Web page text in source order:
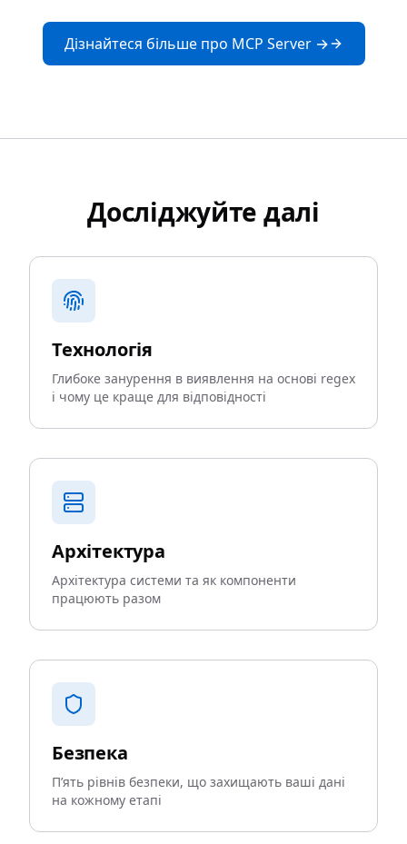
Дізнайтеся більше про MCP Server →
Досліджуйте далі
Технологія
Глибоке занурення в виявлення на основі regex
і чому це краще для відповідності
Архітектура
Архітектура системи та як компоненти
працюють разом
Безпека
П’ять рівнів безпеки, що захищають ваші дані
на кожному етапі